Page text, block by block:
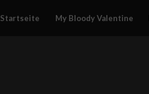
Startseite My Bloody Valentine